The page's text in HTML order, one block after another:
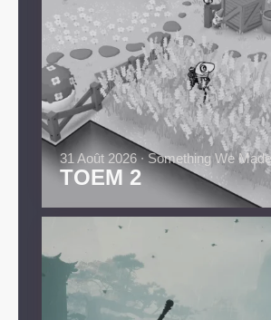
TOEM 2
31 Août 2026 ∙ Something We Made